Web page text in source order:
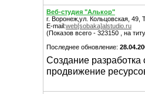
Веб-студия "Алькор"
г. Воронеж,ул. Кольцовская, 49,
E-mail:web[sobaka]alstudio.ru
(Показов всего - 323150 , на
Последнее обновление:
Создание разработка
продвижение